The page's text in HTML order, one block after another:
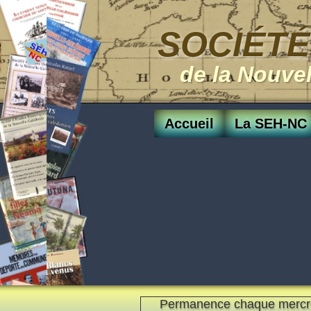
de la
Accueil La SEH-NC
Permanence chaque